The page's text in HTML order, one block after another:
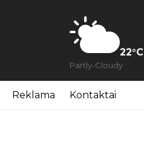
22°C
Partly-Cloudy
Reklama Kontaktai